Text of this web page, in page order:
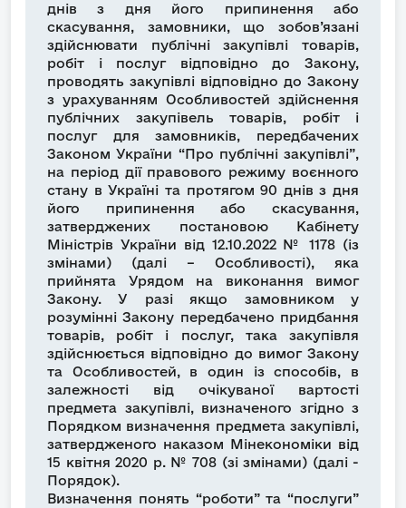
днів з дня його припинення або
скасування, замовники, що зобов’язані
здійснювати публічні закупівлі товарів,
робіт і послуг відповідно до Закону,
проводять закупівлі відповідно до Закону
з урахуванням Особливостей здійснення
публічних закупівель товарів, робіт і
послуг для замовників, передбачених
Законом України “Про публічні закупівлі”,
на період дії правового режиму воєнного
стану в Україні та протягом 90 днів з дня
його припинення або скасування,
затверджених постановою Кабінету
Міністрів України від 12.10.2022 № 1178 (із
змінами) (далі – Особливості), яка
прийнята Урядом на виконання вимог
Закону. У разі якщо замовником у
розумінні Закону передбачено придбання
товарів, робіт і послуг, така закупівля
здійснюється відповідно до вимог Закону
та Особливостей, в один із способів, в
залежності від очікуваної вартості
предмета закупівлі, визначеного згідно з
Порядком визначення предмета закупівлі,
затвердженого наказом Мінекономіки від
15 квітня 2020 р. № 708 (зі змінами) (далі -
Порядок).
Визначення понять “роботи” та “послуги”